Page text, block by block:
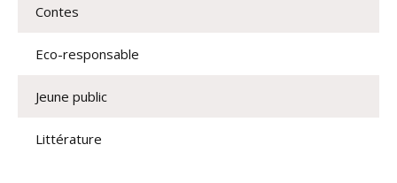
Contes
Eco-responsable
Jeune public
Littérature